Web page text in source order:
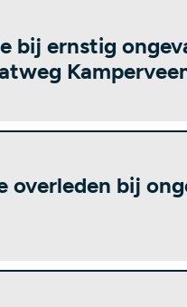
bij ernstig
bij